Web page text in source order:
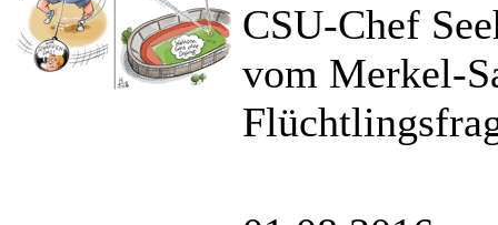
CSU-Chef
vom Merkel-